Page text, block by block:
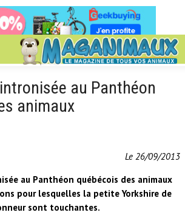
au Panthéon
animaux
Le 26/09/2013
au Panthéon québécois des animaux
pour lesquelles la petite Yorkshire de
sont touchantes.